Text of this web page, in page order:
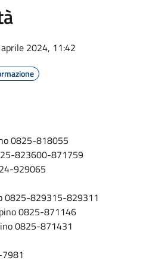
2024, 11:42
0825-818055
823600-871759
929065
0825-829315-829311
0825-871146
0825-871431